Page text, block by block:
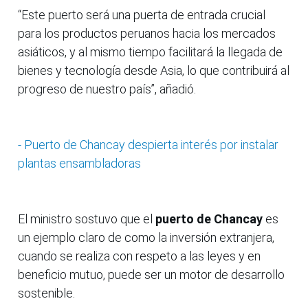
“Este puerto será una puerta de entrada crucial
para los productos peruanos hacia los mercados
asiáticos, y al mismo tiempo facilitará la llegada de
bienes y tecnología desde Asia, lo que contribuirá al
progreso de nuestro país”, añadió.
- Puerto de Chancay despierta interés por instalar
plantas ensambladoras
El ministro sostuvo que el puerto de Chancay es
un ejemplo claro de como la inversión extranjera,
cuando se realiza con respeto a las leyes y en
beneficio mutuo, puede ser un motor de desarrollo
sostenible.